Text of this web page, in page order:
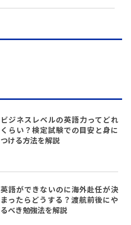
ビジネスレベルの英語力ってどれ
くらい？検定試験での目安と身に
つける方法を解説
英語ができないのに海外赴任が決
まったらどうする？渡航前後にや
るべき勉強法を解説